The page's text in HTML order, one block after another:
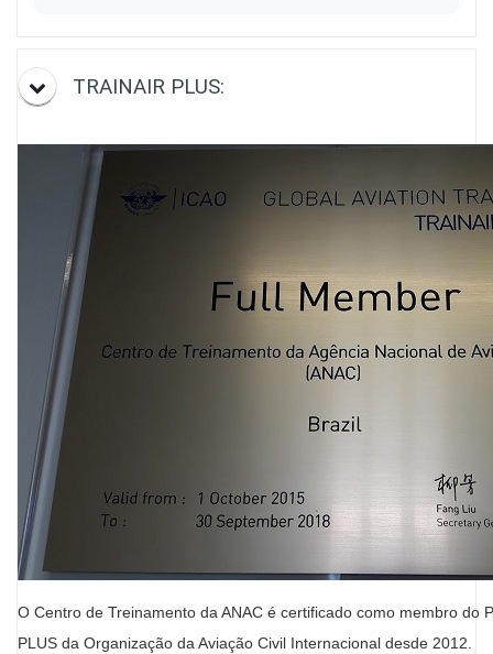
TRAINAIR PLUS:
O Centro de Treinamento da ANAC é certificado como membro do
PLUS da Organização da Aviação Civil Internacional desde 2012.